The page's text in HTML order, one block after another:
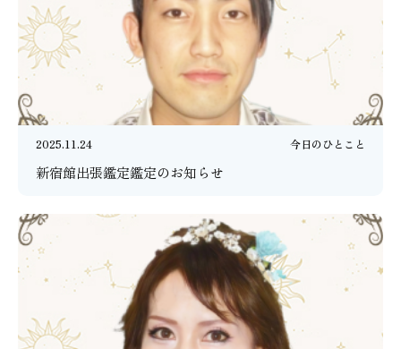
2025.11.24 今日のひとこと
新宿館出張鑑定鑑定のお知らせ